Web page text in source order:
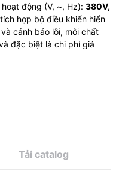
động (V, ~, Hz): 380V,
hợp bộ điều khiển hiển
cảnh báo lỗi, môi chất
đặc biệt là chi phí giá
Tải catalog